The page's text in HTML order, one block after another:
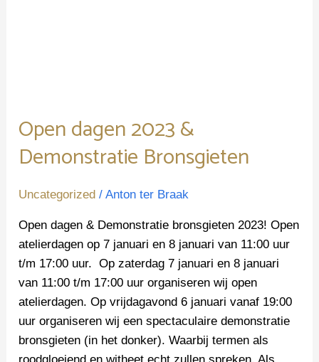
Open dagen 2023 &
Demonstratie Bronsgieten
Uncategorized /Anton ter Braak
Open dagen & Demonstratie bronsgieten 2023! Open
atelierdagen op 7 januari en 8 januari van 11:00 uur
t/m 17:00 uur. Op zaterdag 7 januari en 8 januari
van 11:00 t/m 17:00 uur organiseren wij open
atelierdagen. Op vrijdagavond 6 januari vanaf 19:00
uur organiseren wij een spectaculaire demonstratie
bronsgieten (in het donker). Waarbij termen als